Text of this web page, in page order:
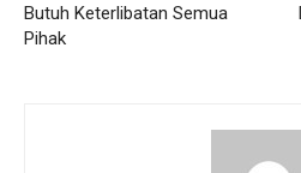
Butuh Keterlibatan Semua
Pihak